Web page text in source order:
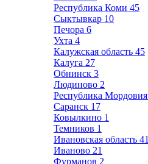
Республика Коми 45
Сыктывкар 10
Печора 6
Ухта 4
Калужская область 45
Калуга 27
Обнинск 3
Людиново 2
Республика Мордовия
Саранск 17
Ковылкино 1
Темников 1
Ивановская область 41
Иваново 21
Фурманов 2